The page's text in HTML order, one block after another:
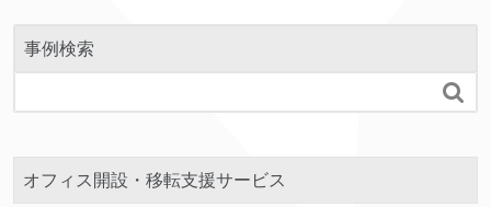
事例検索

オフィス開設・移転支援サービス